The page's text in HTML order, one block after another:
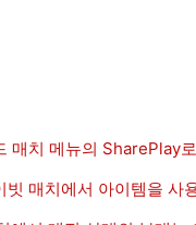
매치 메뉴의 SharePlay
빗 매치에서 아이템을 사